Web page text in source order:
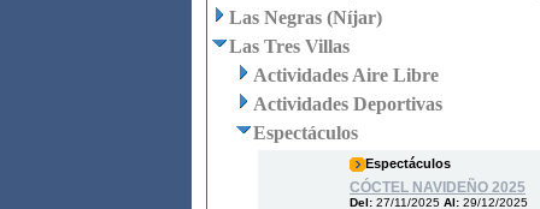
Las Negras (Níjar)
Las Tres Villas
Actividades Aire Libre
Actividades Deportivas
Espectáculos
Espectáculos
CÓCTEL NAVIDEÑO 2025
Del: 27/11/2025 Al: 29/12/2025